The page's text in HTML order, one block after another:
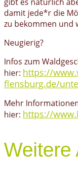
damit jede*r die
zu bekommen und
Neugierig?
Infos zum
hier: https://
flensburg.de/
Mehr
hier: https://
Weitere